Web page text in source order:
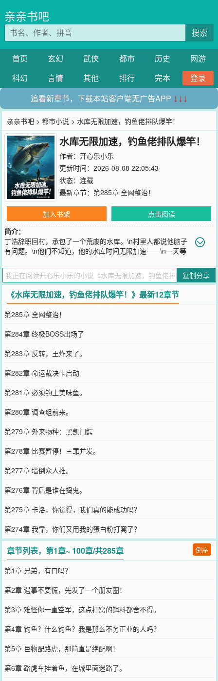
亲亲书吧
搜索
首页 玄幻 武侠 都市 历史
网游
科幻
言情 其他 排行 完本
登录
追看新章节，下载本站客户端无广告APP ↓↓↓
亲亲书吧 >都市小说 > 水库无限加速，钓鱼佬排队爆竿！
水库无限加速，钓鱼佬排队爆竿！
作者： 开心乐小乐
更新时间：2026-08-08 22:05:43
状态：连载
最新章节： 第285章 全网整治！
加入书架
点击阅读
简介：
丁浩辞职回村，承包了一个荒废的水库。\n村里人都说他脑子
有问题。\n他们不知道，他的水库时间无限加速——\n一天等
切秒断，竿子炸成三截。\n第二个来了，竿梢直接弯进水里，人被拽
得往前滑了两米。\n第三个、第四个、第五个……\n一个月后，一千
二百根鱼竿在丁浩的水库里变成了碎片。\n断竿在岸边插成了一道五
十米长的彩虹墙，钓鱼佬们却排着队往里冲。\n“这水库有毒，来了就
上瘾。”\n“我在那钓到了一条三百斤的青鱼，拍照时鱼比我还长。”
\n“别去了，去了你就回不来——魂回不来。”\n钓鱼圈直接炸了：那个
水库里的鱼，已经不是鱼了。\n丁浩看着系统面板上的数字，陷入沉
思——\n时间加速：十万倍。\n最大鱼获：未知。\n变异物种：检测
中......\n那天凌晨，十几束头灯同时照向水面。\n水底那个影子滑过去
的时候，所有人都忘了呼吸。\n那不是鱼。\n那是十万倍时间养出来
的——\n不该存在的东西。
您要是觉得《水库无限加速，钓鱼佬排队爆竿！
忘记向您QQ群和微博微信里的朋友推荐哦！
复制分享
《水库无限加速，钓鱼佬排队爆竿！》最新12章节
第285章 全网整治！
第284章 终极BOSS出场了
第283章 反转，王炸来了。
第282章 命运裁决卡启动
第281章 必须钓上美味鱼。
第280章 调查组前来。
第279章 外来物种：黑凯门鳄
第278章 比赛暂停！三罪并发。
第277章 墙倒众人推。
第276章 背后是谁在捣鬼。
第275章 卡洛，你觉得，我们真的能成功吗？
第274章 我靠，你们又用我的蛋白粉打窝了？
章节列表，第1章~ 100章/共285章 倒序
第1章 兄弟，有口吗？
第2章 遇事不要慌，先发了一个朋友圈！
第3章 难怪你一直空军，这点打窝的饵料都舍不得。
第4章 钓鱼？什么钓鱼？我是那么不务正业的人吗？
第5章 巨物配路虎，那简直是绝配啊！
第6章 路虎车挂着鱼，在城里面迷路了。